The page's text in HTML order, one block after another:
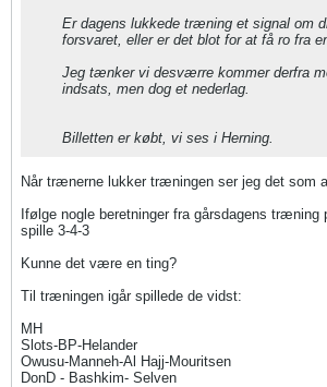
Er dagens lukkede træning et signal om
forsvaret, eller er det blot for at få ro fra
Jeg tænker vi desværre kommer derfra
indsats, men dog et nederlag.
Billetten er købt, vi ses i Herning.
Når trænerne lukker træningen ser jeg det som
Ifølge nogle beretninger fra gårsdagens træning
spille 3-4-3
Kunne det være en ting?
Til træningen igår spillede de vidst:
MH
Slots-BP-Helander
Owusu-Manneh-Al Hajj-Mouritsen
DonD - Bashkim- Selven